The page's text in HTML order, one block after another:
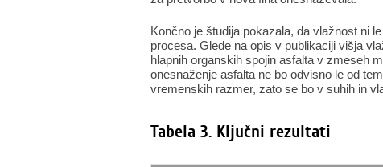
Končno je študija pokazala, da vlažnost ni
procesa. Glede na opis v publikaciji višja
hlapnih organskih spojin asfalta v zmeseh
onesnaženje asfalta ne bo odvisno le od
vremenskih razmer, zato se bo v suhih in
Tabela 3. Ključni rezultati